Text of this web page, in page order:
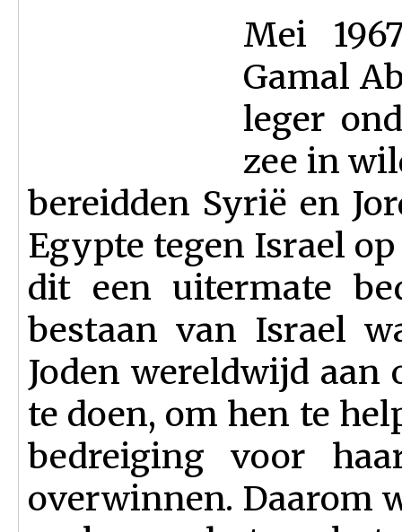
Mei
Gamal
leger
zee in
bereidden Syrië en
Egypte tegen Israel
dit een uitermate
bestaan van Israel
Joden wereldwijd
te doen, om hen te
bedreiging voor
overwinnen. Daarom